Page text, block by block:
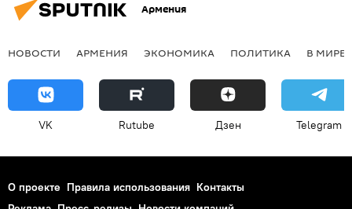
Армения
НОВОСТИ АРМЕНИЯ ЭКОНОМИКА ПОЛИТИКА В МИРЕ
VK Rutube Дзен Telegram
О проекте Правила использования Контакты